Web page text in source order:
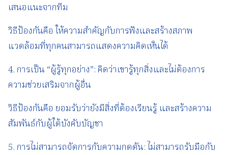
เสนอแนะจากทีม
วิธีป้องกันคือ ให้ความสำคัญกับการฟังและสร้างสภาพ
แวดล้อมที่ทุกคนสามารถแสดงความคิดเห็นได้
4. การเป็น “ผู้รู้ทุกอย่าง”: คิดว่าเขารู้ทุกสิ่งและไม่ต้องการ
ความช่วยเสริมจากผู้อื่น
วิธีป้องกันคือ ยอมรับว่ายังมีสิ่งที่ต้องเรียนรู้ และสร้างความ
สัมพันธ์กับผู้ใต้บังคับบัญชา
5. การไม่สามารถจัดการกับความกดดัน: ไม่สามารถรับมือกับ